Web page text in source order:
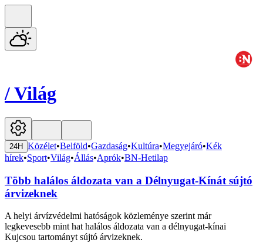
/Világ
24H Közélet•Belföld•Gazdaság•Kultúra•Megyejáró•Kék
hírek•Sport•Világ•Állás•Aprók•BN-Hetilap
Több halálos áldozata van a Délnyugat-Kínát sújtó
árvizeknek
A helyi árvízvédelmi hatóságok közleménye szerint már
legkevesebb mint hat halálos áldozata van a délnyugat-kínai
Kujcsou tartományt sújtó árvizeknek.